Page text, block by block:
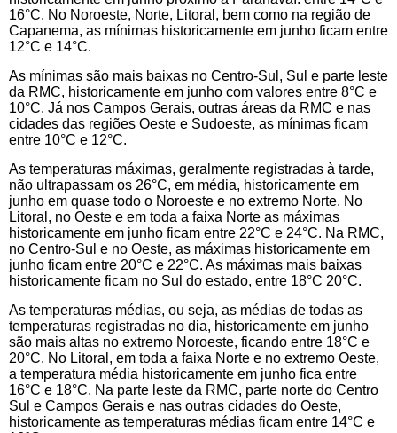
16°C. No Noroeste, Norte, Litoral, bem como na região de
Capanema, as mínimas historicamente em junho ficam entre
12°C e 14°C.
As mínimas são mais baixas no Centro-Sul, Sul e parte leste
da RMC, historicamente em junho com valores entre 8°C e
10°C. Já nos Campos Gerais, outras áreas da RMC e nas
cidades das regiões Oeste e Sudoeste, as mínimas ficam
entre 10°C e 12°C.
As temperaturas máximas, geralmente registradas à tarde,
não ultrapassam os 26°C, em média, historicamente em
junho em quase todo o Noroeste e no extremo Norte. No
Litoral, no Oeste e em toda a faixa Norte as máximas
historicamente em junho ficam entre 22°C e 24°C. Na RMC,
no Centro-Sul e no Oeste, as máximas historicamente em
junho ficam entre 20°C e 22°C. As máximas mais baixas
historicamente ficam no Sul do estado, entre 18°C 20°C.
As temperaturas médias, ou seja, as médias de todas as
temperaturas registradas no dia, historicamente em junho
são mais altas no extremo Noroeste, ficando entre 18°C e
20°C. No Litoral, em toda a faixa Norte e no extremo Oeste,
a temperatura média historicamente em junho fica entre
16°C e 18°C. Na parte leste da RMC, parte norte do Centro
Sul e Campos Gerais e nas outras cidades do Oeste,
historicamente as temperaturas médias ficam entre 14°C e